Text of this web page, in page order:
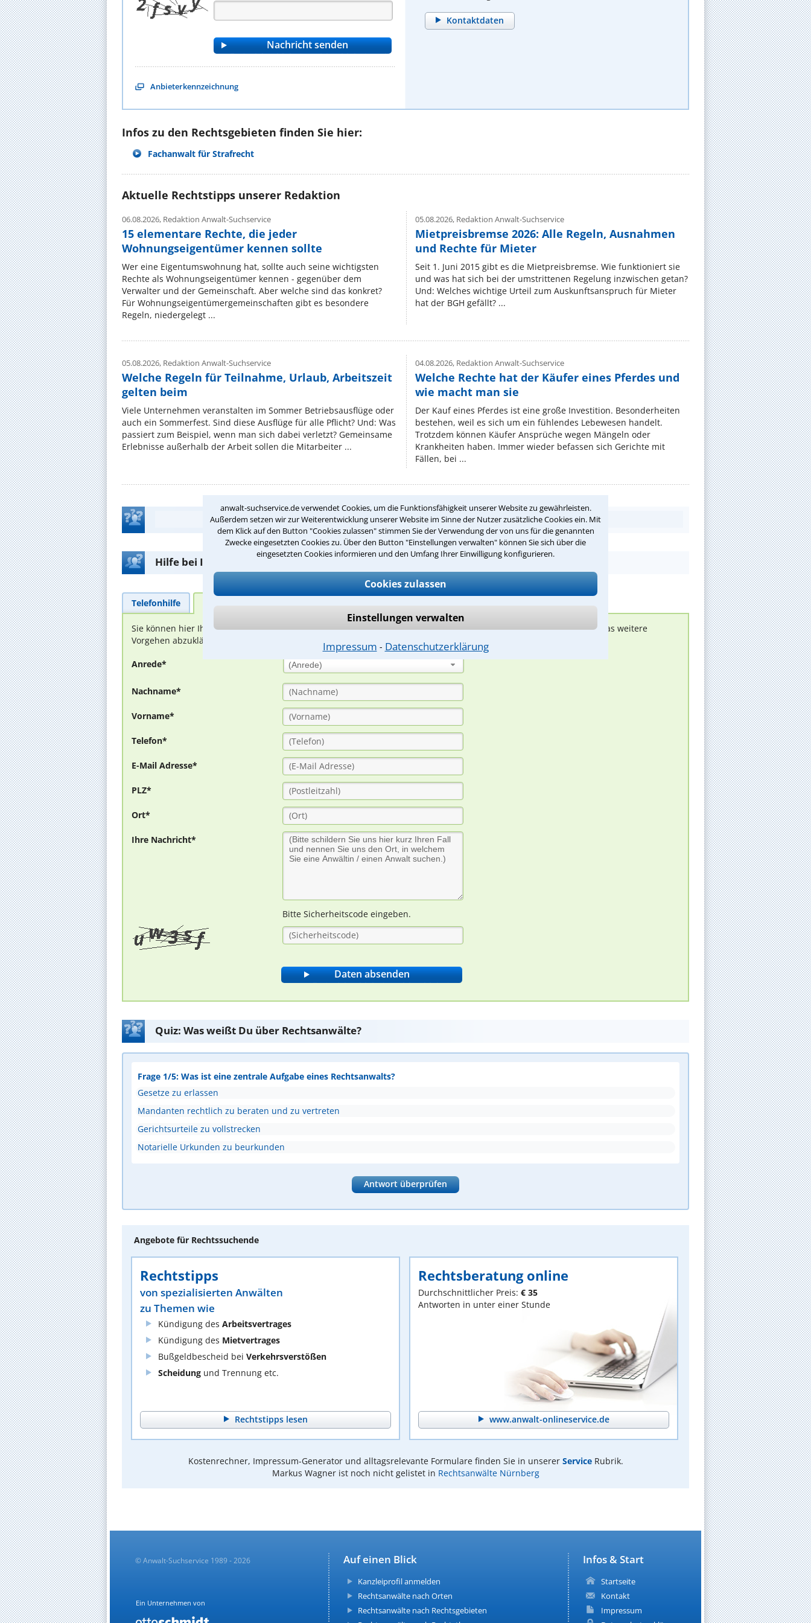
anwalt-suchservice.de verwendet Cookies, um die Funktionsfähigkeit unserer Website zu gewährleisten.
Außerdem setzen wir zur Weiterentwicklung unserer Website im Sinne der Nutzer zusätzliche Cookies ein. Mit
dem Klick auf den Button "Cookies zulassen" stimmen Sie der Verwendung der von uns für die genannten
Zwecke eingesetzten Cookies zu. Über den Button "Einstellungen verwalten" können Sie sich über die
eingesetzten Cookies informieren und den Umfang Ihrer Einwilligung konfigurieren.
Cookies zulassen
Einstellungen verwalten
Impressum ⁃ Datenschutzerklärung
Anbieterkennzeichnung
Kontaktdaten
Infos zu den Rechtsgebieten finden Sie hier:
Fachanwalt für Strafrecht
Aktuelle Rechtstipps unserer Redaktion
06.08.2026, Redaktion Anwalt-Suchservice
15 elementare Rechte, die jeder
Wohnungseigentümer kennen sollte
Wer eine Eigentumswohnung hat, sollte auch seine wichtigsten
Rechte als Wohnungseigentümer kennen - gegenüber dem
Verwalter und der Gemeinschaft. Aber welche sind das konkret?
Für Wohnungseigentümergemeinschaften gibt es besondere
Regeln, niedergelegt ...
05.08.2026,Redaktion Anwalt-Suchservice
Mietpreisbremse 2026: Alle Regeln, Ausnahmen
und Rechte für Mieter
Seit 1. Juni 2015 gibt es die Mietpreisbremse. Wie funktioniert sie
und was hat sich bei der umstrittenen Regelung inzwischen getan?
Und: Welches wichtige Urteil zum Auskunftsanspruch für Mieter
hat der BGH gefällt? ...
05.08.2026, Redaktion Anwalt-Suchservice
Welche Regeln für Teilnahme, Urlaub, Arbeitszeit
gelten beim
Viele Unternehmen veranstalten im Sommer Betriebsausflüge oder
auch ein Sommerfest. Sind diese Ausflüge für alle Pflicht? Und: Was
passiert zum Beispiel, wenn man sich dabei verletzt? Gemeinsame
Erlebnisse außerhalb der Arbeit sollen die Mitarbeiter ...
04.08.2026,Redaktion Anwalt-Suchservice
Welche Rechte hat der Käufer eines Pferdes und
wie macht man sie
Der Kauf eines Pferdes ist eine große Investition. Besonderheiten
bestehen, weil es sich um ein fühlendes Lebewesen handelt.
Trotzdem können Käufer Ansprüche wegen Mängeln oder
Krankheiten haben. Immer wieder befassen sich Gerichte mit
Fällen, bei ...
Teste Dein Rechtswissen
Hilfe bei Ihrer Anwaltsuche?
Telefonhilfe
Sie können hier Ihren Fall schildern. Anschließend werden sich spezialisierte Rechtsanwälte bei Ihnen melden, um das weitere
Vorgehen abzuklären. Die Rückmeldung durch einen Anwalt ist für Sie kostenlos.
Anrede* (Anrede)
Nachname*
Vorname*
Telefon*
E-Mail Adresse*
PLZ*
Ort*
Ihre Nachricht*
Bitte Sicherheitscode eingeben.
Quiz: Was weißt Du über Rechtsanwälte?
Frage 1/5: Was ist eine zentrale Aufgabe eines Rechtsanwalts?
Gesetze zu erlassen
Mandanten rechtlich zu beraten und zu vertreten
Gerichtsurteile zu vollstrecken
Notarielle Urkunden zu beurkunden
Antwort überprüfen
Angebote für Rechtssuchende
Rechtstipps
von spezialisierten Anwälten
zu Themen wie
Kündigung des Arbeitsvertrages
Kündigung des Mietvertrages
Bußgeldbescheid bei Verkehrsverstößen
Scheidung und Trennung etc.
Rechtstipps lesen
Rechtsberatung online
Durchschnittlicher Preis: € 35
Antworten in unter einer Stunde
www.anwalt-onlineservice.de
Kostenrechner, Impressum-Generator und alltagsrelevante Formulare finden Sie in unserer ServiceRubrik.
Markus Wagner ist noch nicht gelistet in Rechtsanwälte Nürnberg
Infos & Start
Startseite
Kontakt
Impressum
Auf einen Blick
Kanzleiprofil anmelden
Rechtsanwälte nach Orten
Rechtsanwälte nach Rechtsgebieten
© Anwalt-Suchservice 1989 - 2026
Ein Unternehmen von